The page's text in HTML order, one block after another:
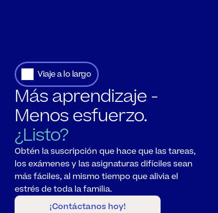
Viaje a lo largo
Más aprendizaje -
Menos esfuerzo.
¿Listo?
Obtén la suscripción que hace que las tareas,
los exámenes y las asignaturas difíciles sean
más fáciles, al mismo tiempo que alivia el
estrés de toda la familia.
¡Contáctanos hoy!